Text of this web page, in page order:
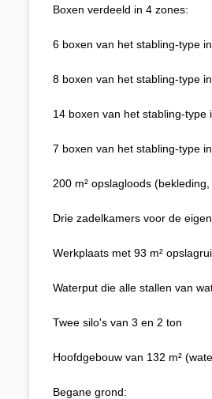
Boxen verdeeld in 4 zones:
6 boxen van het stabling-type
8 boxen van het stabling-type
14 boxen van het stabling-
7 boxen van het stabling-type
200 m² opslagloods (bekleding,
Drie zadelkamers voor de
Werkplaats met 93 m²
Waterput die alle stallen van
Twee silo's van 3 en 2 ton
Hoofdgebouw van 132 m²
Begane grond: